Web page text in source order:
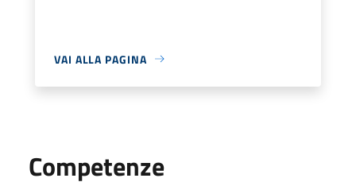
VAI ALLA PAGINA
Competenze